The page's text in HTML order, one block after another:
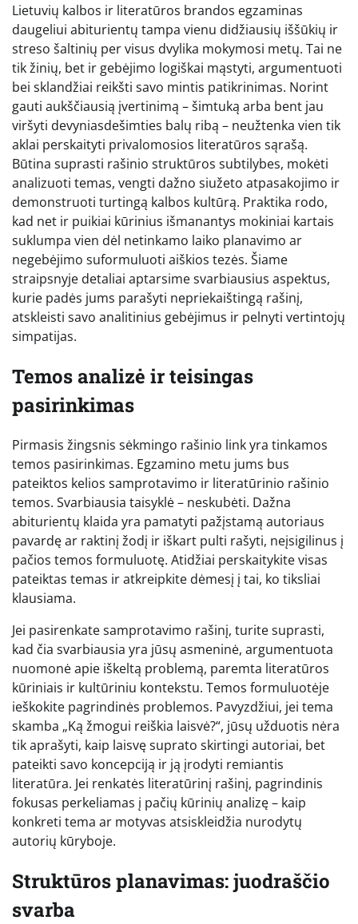
Lietuvių kalbos ir literatūros brandos egzaminas
daugeliui abiturientų tampa vienu didžiausių iššūkių ir
streso šaltinių per visus dvylika mokymosi metų. Tai ne
tik žinių, bet ir gebėjimo logiškai mąstyti, argumentuoti
bei sklandžiai reikšti savo mintis patikrinimas. Norint
gauti aukščiausią įvertinimą – šimtuką arba bent jau
viršyti devyniasdešimties balų ribą – neužtenka vien tik
aklai perskaityti privalomosios literatūros sąrašą.
Būtina suprasti rašinio struktūros subtilybes, mokėti
analizuoti temas, vengti dažno siužeto atpasakojimo ir
demonstruoti turtingą kalbos kultūrą. Praktika rodo,
kad net ir puikiai kūrinius išmanantys mokiniai kartais
suklumpa vien dėl netinkamo laiko planavimo ar
negebėjimo suformuluoti aiškios tezės. Šiame
straipsnyje detaliai aptarsime svarbiausius aspektus,
kurie padės jums parašyti nepriekaištingą rašinį,
atskleisti savo analitinius gebėjimus ir pelnyti vertintojų
simpatijas.
Temos analizė ir teisingas
pasirinkimas
Pirmasis žingsnis sėkmingo rašinio link yra tinkamos
temos pasirinkimas. Egzamino metu jums bus
pateiktos kelios samprotavimo ir literatūrinio rašinio
temos. Svarbiausia taisyklė – neskubėti. Dažna
abiturientų klaida yra pamatyti pažįstamą autoriaus
pavardę ar raktinį žodį ir iškart pulti rašyti, neįsigilinus į
pačios temos formuluotę. Atidžiai perskaitykite visas
pateiktas temas ir atkreipkite dėmesį į tai, ko tiksliai
klausiama.
Jei pasirenkate samprotavimo rašinį, turite suprasti,
kad čia svarbiausia yra jūsų asmeninė, argumentuota
nuomonė apie iškeltą problemą, paremta literatūros
kūriniais ir kultūriniu kontekstu. Temos formuluotėje
ieškokite pagrindinės problemos. Pavyzdžiui, jei tema
skamba „Ką žmogui reiškia laisvė?“, jūsų užduotis nėra
tik aprašyti, kaip laisvę suprato skirtingi autoriai, bet
pateikti savo koncepciją ir ją įrodyti remiantis
literatūra. Jei renkatės literatūrinį rašinį, pagrindinis
fokusas perkeliamas į pačių kūrinių analizę – kaip
konkreti tema ar motyvas atsiskleidžia nurodytų
autorių kūryboje.
Struktūros planavimas: juodraščio
svarba